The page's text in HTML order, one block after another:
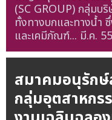
(SC GROUP) กลุ่มบ
ทั้งทางบกและทางน้ำ
และเคมีภัณฑ์... มี.ค. 55
สมาคมอนุรัก
กลุ่มอุตสาหกร